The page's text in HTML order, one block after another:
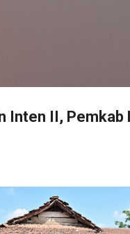
Inten II,